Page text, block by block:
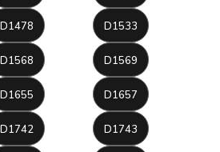
D1478 D1533
D1568 D1569
D1655 D1657
D1742 D1743